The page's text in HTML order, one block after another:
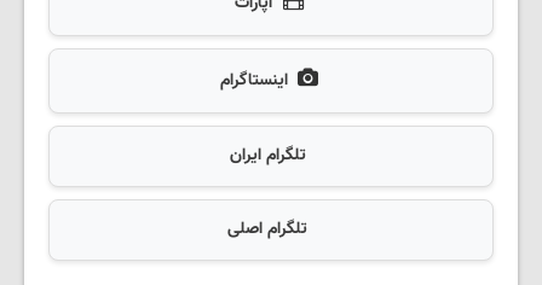
اینستاگرام
تلگرام ایران
تلگرام اصلی